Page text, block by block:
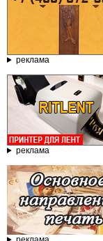
реклама
реклама